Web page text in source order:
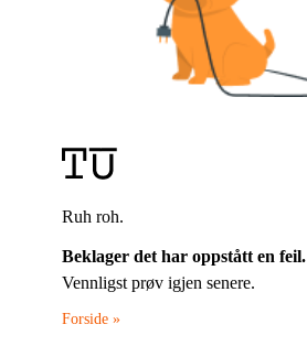
Ruh roh.
Beklager det har oppstått en feil.
Vennligst prøv igjen senere.
Forside »